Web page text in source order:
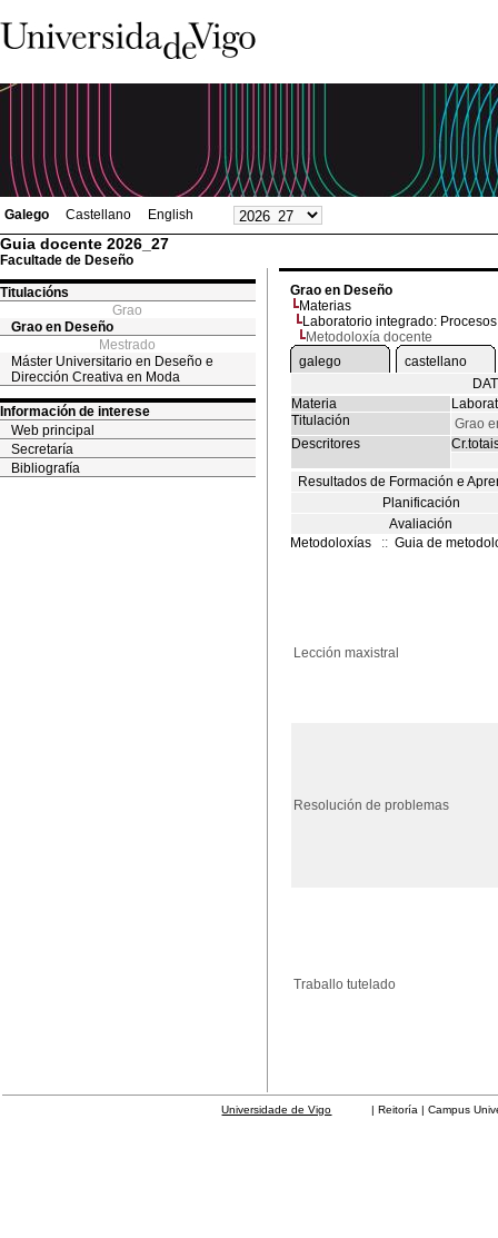
Galego Castellano English
Guia docente 2026_27
Facultade de Deseño
Titulacións
Grao
Grao en Deseño
Mestrado
Máster Universitario en Deseño e
Dirección Creativa en Moda
Información de interese
Web principal
Secretaría
Bibliografía
Grao en Deseño
Materias
Laboratorio integrado:
Metodoloxía docente
galego
castellano
Materia
Titulación
Grao
Descritores
Resultados de Formación e
Planificación
Avaliación
Metodoloxías
:: Guia de
Lección maxistral
Resolución de problemas
Traballo tutelado
Universidade de Vigo | Reitoría | Campus